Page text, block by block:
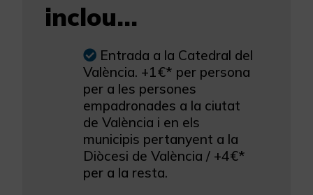
inclou...
Entrada a la Catedral del
València. +1€* per persona
per a les persones
empadronades a la ciutat
de València i en els
municipis pertanyent a la
Diòcesi de València / +4€*
per a la resta.